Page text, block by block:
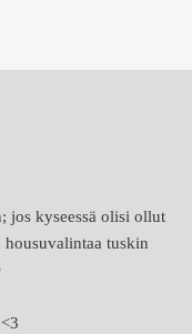
jos kyseessä olisi ollut
tuskin